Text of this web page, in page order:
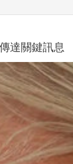
達關鍵訊息